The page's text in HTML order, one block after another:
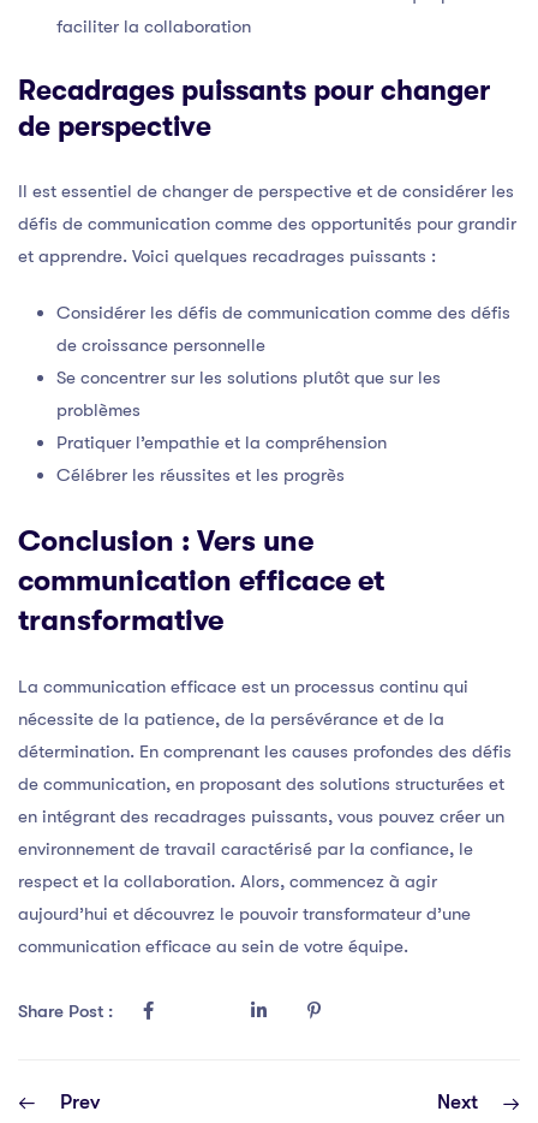
faciliter la collaboration
Recadrages puissants pour changer
de perspective
Il est essentiel de changer de perspective et de considérer les
défis de communication comme des opportunités pour grandir
et apprendre. Voici quelques recadrages puissants :
Considérer les défis de communication comme des défis
de croissance personnelle
Se concentrer sur les solutions plutôt que sur les
problèmes
Pratiquer l’empathie et la compréhension
Célébrer les réussites et les progrès
Conclusion : Vers une
communication efficace et
transformative
La communication efficace est un processus continu qui
nécessite de la patience, de la persévérance et de la
détermination. En comprenant les causes profondes des défis
de communication, en proposant des solutions structurées et
en intégrant des recadrages puissants, vous pouvez créer un
environnement de travail caractérisé par la confiance, le
respect et la collaboration. Alors, commencez à agir
aujourd’hui et découvrez le pouvoir transformateur d’une
communication efficace au sein de votre équipe.
Share Post :
Prev Next